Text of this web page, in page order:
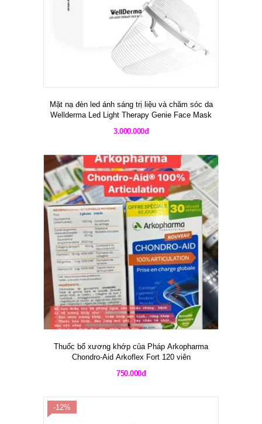
Mặt nạ đèn led ánh sáng trị liệu và chăm sóc da
Wellderma Led Light Therapy Genie Face Mask
3.000.000đ
Thuốc bổ xương khớp của Pháp Arkopharma
Chondro-Aid Arkoflex Fort 120 viên
750.000đ
-12%